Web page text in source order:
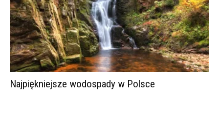
Najpiękniejsze wodospady w Polsce